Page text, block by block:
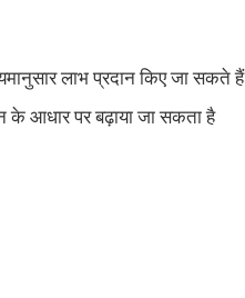
लाभ प्रदान किए जा सकते हैं
के आधार पर बढ़ाया जा सकता है